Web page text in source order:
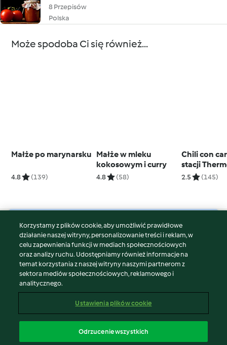
8 Przepisów
Polska
Może spodoba Ci się również...
Małże po marynarsku
4.8 (139)
Małże w mleku
kokosowym i curry
4.8 (58)
Chili con
stacji
Friend®)
2.5 (145)
© Copyright 2026
Warunki korzystania
Polityka prywatności
Disclaimer
Znak wydawcy
Zgłoś treść
Oświadczenie o dostępności
Korzystamy z plików cookie, aby umożliwić prawidłowe
działanie naszej witryny, personalizowanie treści i reklam, w
celu zapewnienia funkcji w mediach społecznościowych
oraz analizy ruchu. Udostępniamy również informacje na
temat korzystania z naszej witryny naszymi partnerom z
sektora mediów społecznościowych, reklamowego i
analitycznego.
Ustawienia plików cookie
Odrzucenie wszystkich